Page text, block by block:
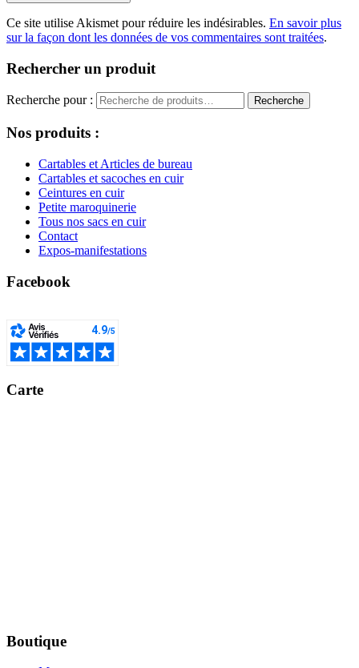
Ce site utilise Akismet pour réduire les indésirables. En savoir plus
sur la façon dont les données de vos commentaires sont traitées.
Rechercher un produit
Recherche pour : Recherche
Nos produits :
Cartables et Articles de bureau
Cartables et sacoches en cuir
Ceintures en cuir
Petite maroquinerie
Tous nos sacs en cuir
Contact
Expos-manifestations
Facebook
Carte
Boutique